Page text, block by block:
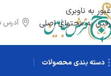
عبور به ناوبری
رفتن به محتوای اصلی
آدرس
دسته بندی محصولات